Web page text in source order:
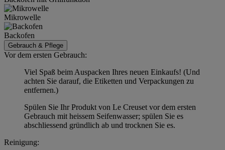
Mikrowelle
Backofen
Gebrauch & Pflege
Vor dem ersten Gebrauch:
Viel Spaß beim Auspacken Ihres neuen Einkaufs! (Und
achten Sie darauf, die Etiketten und Verpackungen zu
entfernen.)
Spülen Sie Ihr Produkt von Le Creuset vor dem ersten
Gebrauch mit heissem Seifenwasser; spülen Sie es
abschliessend gründlich ab und trocknen Sie es.
Reinigung: